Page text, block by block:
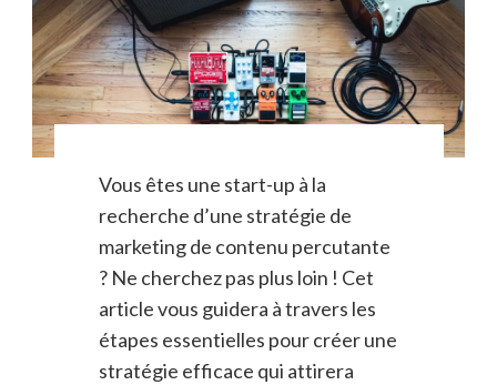
Vous êtes une start-up à la
recherche d’une stratégie de
marketing de contenu percutante
? Ne cherchez pas plus loin ! Cet
article vous guidera à travers les
étapes essentielles pour créer une
stratégie efficace qui attirera